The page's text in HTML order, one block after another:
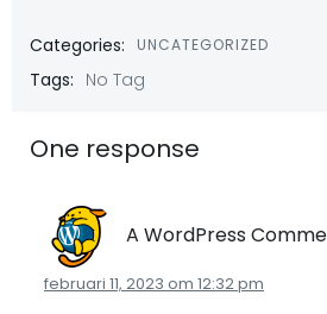
Categories: UNCATEGORIZED
Tags: No Tag
One response
A WordPress
februari 11, 2023 om 12:32 pm